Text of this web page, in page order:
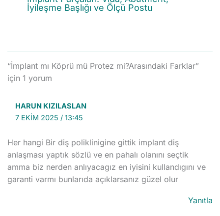
İyileşme Başlığı ve Ölçü Postu
“İmplant mı Köprü mü Protez mi?Arasındaki Farklar”
için 1 yorum
HARUN KIZILASLAN
7 EKIM 2025 / 13:45
Her hangi Bir diş poliklinigine gittik implant diş
anlaşması yaptık sözlü ve en pahalı olanını seçtik
amma biz nerden anlıyacagız en iyisini kullandıgını ve
garanti varmı bunlarıda açıklarsanız güzel olur
Yanıtla